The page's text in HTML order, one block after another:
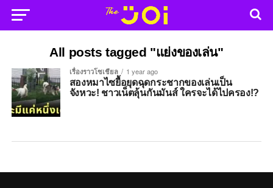
All posts tagged "แย่งของเล่น"
เรื่องราวโซเชียล 1 year ago
สองหมาไซยื้อยุดฉุดกระชากของเล่นเป็น
จังหวะ! ชาวเน็ตลุ้นกันมันส์ ใครจะได้ไปครอง!?